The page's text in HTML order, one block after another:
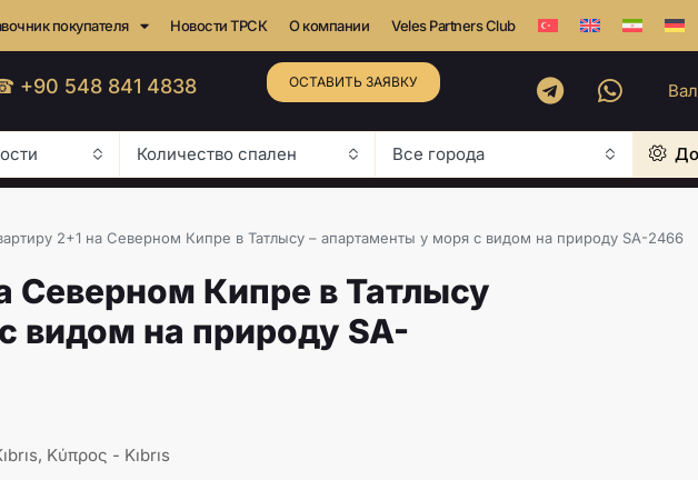
покупателя Новости ТРСК О компании Veles Partners Club
+90 548 841 4838 ОСТАВИТЬ ЗАЯВКУ
Количество спален Все города
2+1 на Северном Кипре в Татлысу – апартаменты у моря с видом на природу SA-2466
Северном Кипре в Татлысу
видом на природу SA-
Κύπρος - Kıbrıs